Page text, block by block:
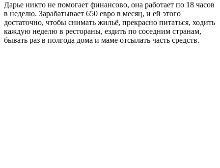
Дарье никто не помогает финансово, она работает по 18 часов
в неделю. Зарабатывает 650 евро в месяц, и ей этого
достаточно, чтобы снимать жильё, прекрасно питаться, ходить
каждую неделю в рестораны, ездить по соседним странам,
бывать раз в полгода дома и маме отсылать часть средств.